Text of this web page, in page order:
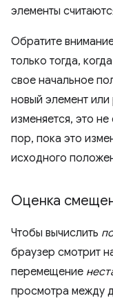
элементы
Обратите
только тогда,
свое начальное
новый элемент
изменяется, это
пор, пока это
исходного
Оценка
Чтобы вычислить
браузер смотрит
перемещение
просмотра между